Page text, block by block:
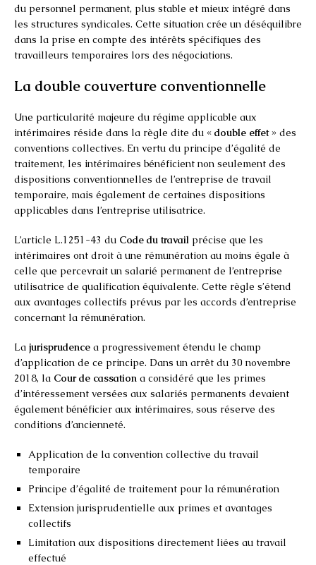
du personnel permanent, plus stable et mieux intégré dans
les structures syndicales. Cette situation crée un déséquilibre
dans la prise en compte des intérêts spécifiques des
travailleurs temporaires lors des négociations.
La double couverture conventionnelle
Une particularité majeure du régime applicable aux
intérimaires réside dans la règle dite du « double effet» des
conventions collectives. En vertu du principe d’égalité de
traitement, les intérimaires bénéficient non seulement des
dispositions conventionnelles de l’entreprise de travail
temporaire, mais également de certaines dispositions
applicables dans l’entreprise utilisatrice.
L’article L.1251-43 du Code du travail précise que les
intérimaires ont droit à une rémunération au moins égale à
celle que percevrait un salarié permanent de l’entreprise
utilisatrice de qualification équivalente. Cette règle s’étend
aux avantages collectifs prévus par les accords d’entreprise
concernant la rémunération.
La jurisprudence a progressivement étendu le champ
d’application de ce principe. Dans un arrêt du 30 novembre
2018, la Cour de cassation a considéré que les primes
d’intéressement versées aux salariés permanents devaient
également bénéficier aux intérimaires, sous réserve des
conditions d’ancienneté.
Application de la convention collective du travail
temporaire
Principe d’égalité de traitement pour la rémunération
Extension jurisprudentielle aux primes et avantages
collectifs
Limitation aux dispositions directement liées au travail
effectué